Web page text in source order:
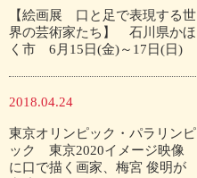
【絵画展 口と足で表現する世
界の芸術家たち】 石川県かほ
く市 6月15日(金)～17日(日)
2018.04.24
東京オリンピック・パラリンピ
ック 東京2020イメージ映像
に口で描く画家、梅宮 俊明が